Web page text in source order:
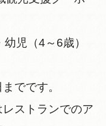
児（4～6歳）
でです。
レストランでのア